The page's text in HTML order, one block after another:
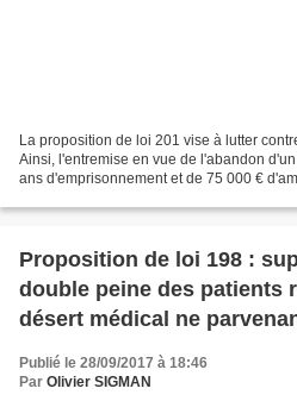
La proposition de loi 201 vise à lutter
Ainsi, l'entremise en vue de l'abandon
ans d'emprisonnement et de 75 000 €
Proposition de loi 198 :
double peine des patients
désert médical ne
médecin traitant
Publié le 28/09/2017 à 18:46
Par Olivier SIGMAN